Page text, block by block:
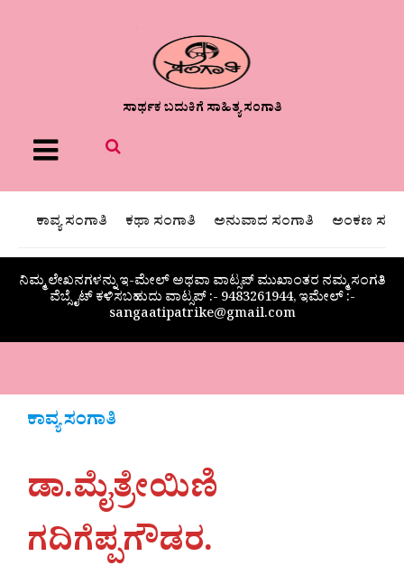
ಸಾರ್ಥಕ ಬದುಕಿಗೆ ಸಾಹಿತ್ಯ ಸಂಗಾತಿ
Menu
ಕಾವ್ಯ ಸಂಗಾತಿ ಕಥಾ ಸಂಗಾತಿ ಅನುವಾದ ಸಂಗಾತಿ ಅಂಕಣ
ನಿಮ್ಮ ಲೇಖನಗಳನ್ನು ಇ-ಮೇಲ್ ಅಥವಾ ವಾಟ್ಸಪ್ ಮುಖಾಂತರ ನಮ್ಮ ಸಂಗತಿ
ವೆಬ್ಸೈಟ್ ಕಳಿಸಬಹುದು ವಾಟ್ಸಪ್‌ :- 9483261944, ಇಮೇಲ್ :-
sangaatipatrike@gmail.com
ಕಾವ್ಯ ಸಂಗಾತಿ
ಡಾ.ಮೈತ್ರೇಯಿಣಿ
ಗದಿಗೆಪ್ಪಗೌಡರ.